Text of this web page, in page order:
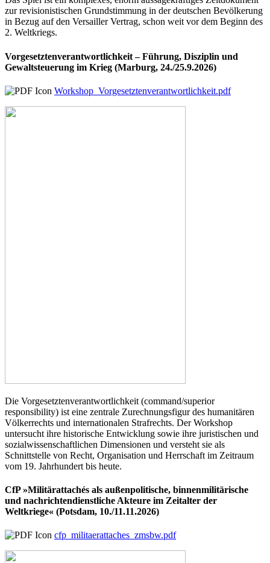
zur revisionistischen Grundstimmung in der deutschen Bevölkerung
in Bezug auf den Versailler Vertrag, schon weit vor dem Beginn des
2. Weltkriegs.
Vorgesetztenverantwortlichkeit – Führung, Disziplin und
Gewaltsteuerung im Krieg (Marburg, 24./25.9.2026)
Workshop_Vorgesetztenverantwortlichkeit.pdf
Die Vorgesetztenverantwortlichkeit (command/superior
responsibility) ist eine zentrale Zurechnungsfigur des humanitären
Völkerrechts und internationalen Strafrechts. Der Workshop
untersucht ihre historische Entwicklung sowie ihre juristischen und
sozialwissenschaftlichen Dimensionen und versteht sie als
Schnittstelle von Recht, Organisation und Herrschaft im Zeitraum
vom 19. Jahrhundert bis heute.
CfP »Militärattachés als außenpolitische, binnenmilitärische
und nachrichtendienstliche Akteure im Zeitalter der
Weltkriege« (Potsdam, 10./11.11.2026)
cfp_militaerattaches_zmsbw.pdf